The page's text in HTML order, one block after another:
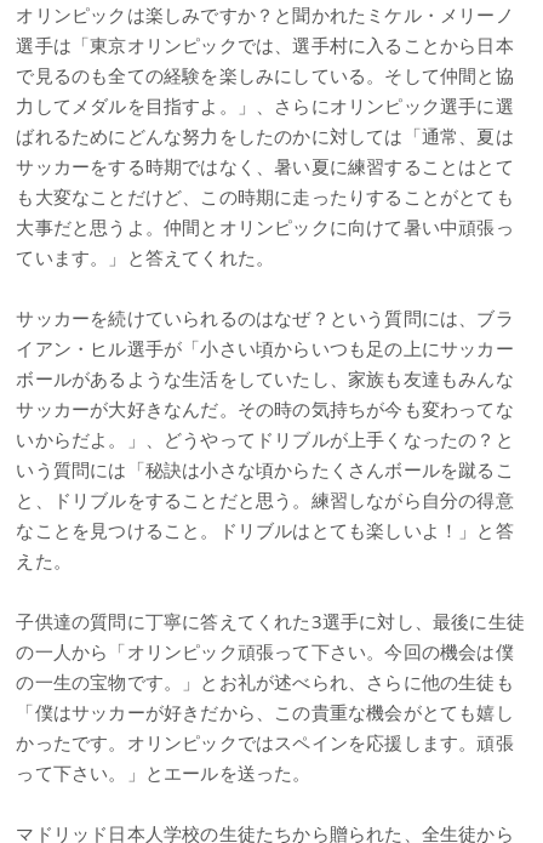
オリンピックは楽しみですか？と聞かれたミケル・メリーノ
選手は「東京オリンピックでは、選手村に入ることから日本
で見るのも全ての経験を楽しみにしている。そして仲間と協
力してメダルを目指すよ。」、さらにオリンピック選手に選
ばれるためにどんな努力をしたのかに対しては「通常、夏は
サッカーをする時期ではなく、暑い夏に練習することはとて
も大変なことだけど、この時期に走ったりすることがとても
大事だと思うよ。仲間とオリンピックに向けて暑い中頑張っ
ています。」と答えてくれた。
サッカーを続けていられるのはなぜ？という質問には、ブラ
イアン・ヒル選手が「小さい頃からいつも足の上にサッカー
ボールがあるような生活をしていたし、家族も友達もみんな
サッカーが大好きなんだ。その時の気持ちが今も変わってな
いからだよ。」、どうやってドリブルが上手くなったの？と
いう質問には「秘訣は小さな頃からたくさんボールを蹴るこ
と、ドリブルをすることだと思う。練習しながら自分の得意
なことを見つけること。ドリブルはとても楽しいよ！」と答
えた。
子供達の質問に丁寧に答えてくれた3選手に対し、最後に生徒
の一人から「オリンピック頑張って下さい。今回の機会は僕
の一生の宝物です。」とお礼が述べられ、さらに他の生徒も
「僕はサッカーが好きだから、この貴重な機会がとても嬉し
かったです。オリンピックではスペインを応援します。頑張
って下さい。」とエールを送った。
マドリッド日本人学校の生徒たちから贈られた、全生徒から